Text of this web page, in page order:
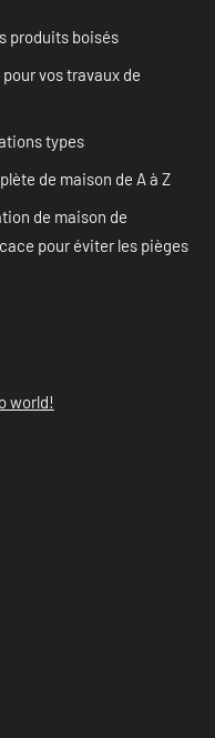
produits boisés
vos travaux de
types
de maison de A à Z
de maison de
pour éviter les pièges
world!